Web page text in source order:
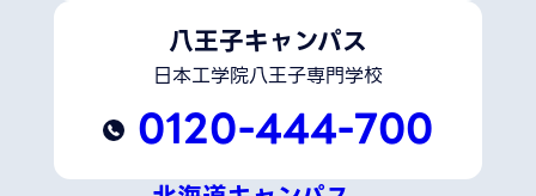
八王子キャンパス
日本工学院八王子専門学校
0120-444-700